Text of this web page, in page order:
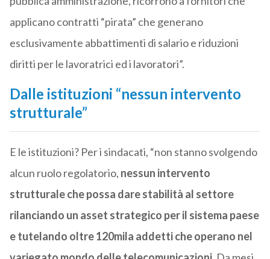
applicano contratti “pirata” che generano
esclusivamente abbattimenti di salario e riduzioni
diritti per le lavoratrici ed i lavoratori”.
Dalle istituzioni “nessun intervento
strutturale”
E le istituzioni? Per i sindacati, “non stanno svolgendo
alcun ruolo regolatorio, nessun intervento
strutturale che possa dare stabilità al settore
rilanciando un asset strategico per il sistema paese
e tutelando oltre 120mila addetti che operano nel